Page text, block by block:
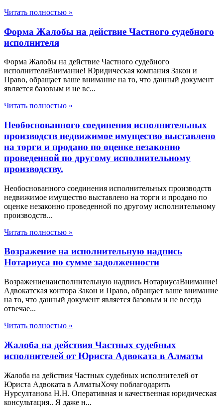
Читать полностью »
Форма Жалобы на действие Частного судебного
исполнителя
Форма Жалобы на действие Частного судебного
исполнителяВнимание! Юридическая компания Закон и
Право, обращает ваше внимание на то, что данный документ
является базовым и не вс...
Читать полностью »
Необоснованного соединения исполнительных
производств недвижимое имущество выставлено
на торги и продано по оценке незаконно
проведенной по другому исполнительному
производству.
Необоснованного соединения исполнительных производств
недвижимое имущество выставлено на торги и продано по
оценке незаконно проведенной по другому исполнительному
производств...
Читать полностью »
Возражение на исполнительную надпись
Нотариуса по сумме задолженности
Возражениенаисполнительную надпись НотариусаВнимание!
Адвокатская контора Закон и Право, обращает ваше внимание
на то, что данный документ является базовым и не всегда
отвечае...
Читать полностью »
Жалоба на действия Частных судебных
исполнителей от Юриста Адвоката в Алматы
Жалоба на действия Частных судебных исполнителей от
Юриста Адвоката в АлматыХочу поблагодарить
Нурсултанова Н.Н. Оперативная и качественная юридическая
консультация.. Я даже н...